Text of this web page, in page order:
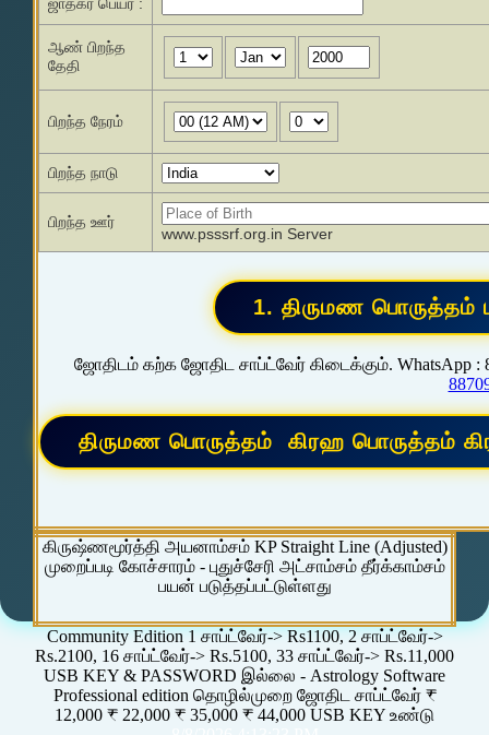
ஜாதகர் பெயர் :
ஆண் பிறந்த
தேதி
பிறந்த நேரம்
பிறந்த நாடு
பிறந்த ஊர்
www.psssrf.org.in Server
ஜோதிடம் கற்க ஜோதிட சாப்ட்வேர் கிடைக்கும். WhatsApp :
கிருஷ்ணமூர்த்தி அயனாம்சம் KP Straight Line (Adjusted)
முறைப்படி கோச்சாரம் - புதுச்சேரி அட்சாம்சம் தீர்க்காம்சம்
பயன் படுத்தப்பட்டுள்ளது
Community Edition 1 சாப்ட்வேர்-> Rs1100, 2 சாப்ட்வேர்->
Rs.2100, 16 சாப்ட்வேர்-> Rs.5100, 33 சாப்ட்வேர்-> Rs.11,000
USB KEY & PASSWORD இல்லை - Astrology Software
Professional edition தொழில்முறை ஜோதிட சாப்ட்வேர் ₹
12,000 ₹ 22,000 ₹ 35,000 ₹ 44,000 USB KEY உண்டு